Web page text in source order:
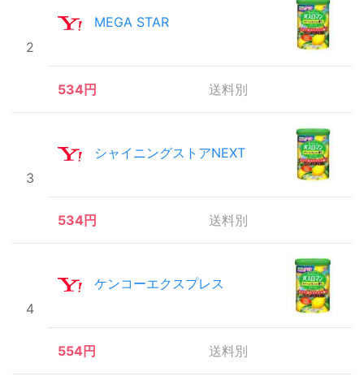
2
MEGA STAR
534円 送料別
3
シャイニングストアNEXT
534円 送料別
4
ケンコーエクスプレス
554円 送料別